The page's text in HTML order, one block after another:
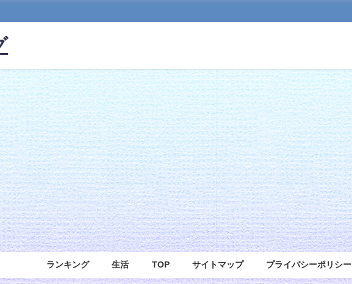
ランキング 生活 TOP サイトマップ プライバシーポリシー